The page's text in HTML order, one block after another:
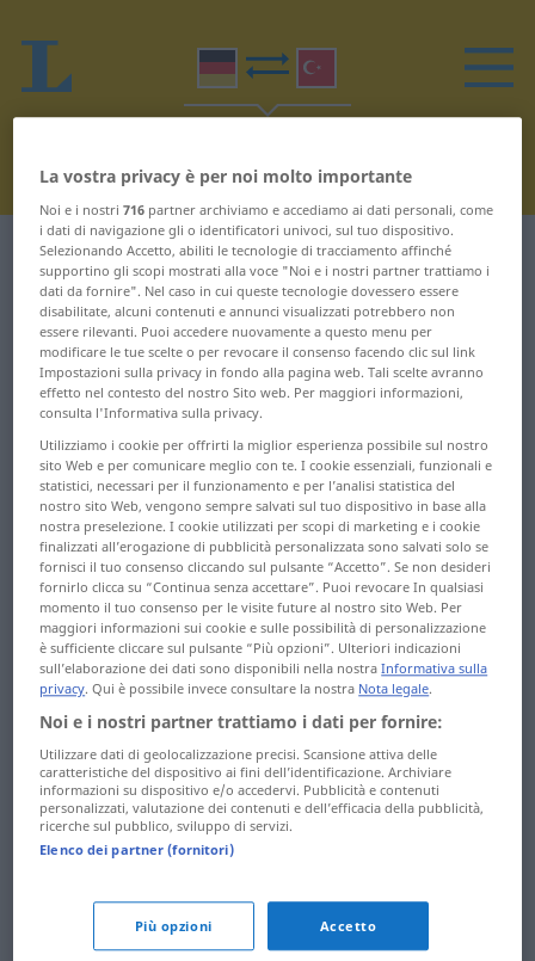
Dizionario Tedesco-Turco M
Parole in tedesco che iniziano
con M
-muffel ...
männerfeindlich
männlich ... Magnesium
Magnet ... makaber
Make-up ... Mandel
Mandelentzündung ...
manövrierunfähig
Manometer ...
Marktanteil ...
Maschinenbauingenieur
Maschinengewehr ...
Massenarbeitslosigkeit
Massenartikel ... Master
Mindestpreis
Mindestumtausch ...
Mischbatterie
Mischbrot ...
missionieren
Misskredit ... Miterbe
miterleben ...
Mitreisende
mitreißen ... mittelfristig
Mittelgebirge ...
mittwochs ...
Modegeschäft
La vostra privacy è per noi molto importante
Noi e i nostri716 partner archiviamo e accediamo ai dati personali, come
i dati di navigazione gli o identificatori univoci, sul tuo dispositivo.
Selezionando Accetto, abiliti le tecnologie di tracciamento affinché
supportino gli scopi mostrati alla voce "Noi e i nostri partner trattiamo i
dati da fornire". Nel caso in cui queste tecnologie dovessero essere
disabilitate, alcuni contenuti e annunci visualizzati potrebbero non
essere rilevanti. Puoi accedere nuovamente a questo menu per
modificare le tue scelte o per revocare il consenso facendo clic sul link
Impostazioni sulla privacy in fondo alla pagina web. Tali scelte avranno
effetto nel contesto del nostro Sito web. Per maggiori informazioni,
consulta l'Informativa sulla privacy.
Utilizziamo i cookie per offrirti la miglior esperienza possibile sul nostro
sito Web e per comunicare meglio con te. I cookie essenziali, funzionali e
statistici, necessari per il funzionamento e per l’analisi statistica del
nostro sito Web, vengono sempre salvati sul tuo dispositivo in base alla
nostra preselezione. I cookie utilizzati per scopi di marketing e i cookie
finalizzati all’erogazione di pubblicità personalizzata sono salvati solo se
fornisci il tuo consenso cliccando sul pulsante “Accetto”. Se non desideri
fornirlo clicca su “Continua senza accettare”. Puoi revocare In qualsiasi
momento il tuo consenso per le visite future al nostro sito Web. Per
maggiori informazioni sui cookie e sulle possibilità di personalizzazione
è sufficiente cliccare sul pulsante “Più opzioni”. Ulteriori indicazioni
sull’elaborazione dei dati sono disponibili nella nostraInformativa sulla
privacy. Qui è possibile invece consultare la nostra Nota legale.
Noi e i nostri partner trattiamo i dati per fornire:
Utilizzare dati di geolocalizzazione precisi. Scansione attiva delle
caratteristiche del dispositivo ai fini dell’identificazione. Archiviare
informazioni su dispositivo e/o accedervi. Pubblicità e contenuti
personalizzati, valutazione dei contenuti e dell’efficacia della pubblicità,
ricerche sul pubblico, sviluppo di servizi.
Elenco dei partner (fornitori)
Più opzioni Accetto